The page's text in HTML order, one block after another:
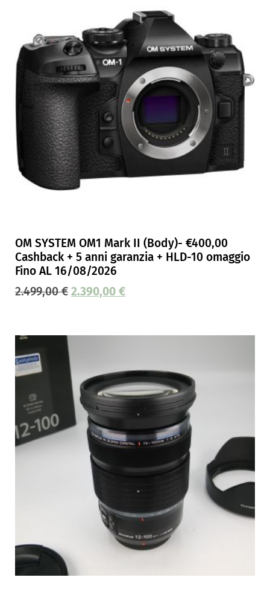
OM SYSTEM OM1 Mark II (Body)- €400,00
Cashback + 5 anni garanzia + HLD-10 omaggio
Fino AL 16/08/2026
2.499,00€ 2.390,00 €